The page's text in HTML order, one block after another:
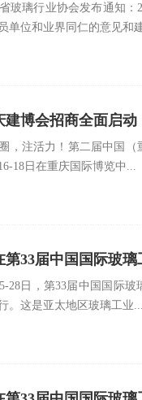
玻璃行业协会发布通知
单位和业界同仁的意见和
建博会招商全面启
，注活力！第二届中国
18日在重庆国际博览中...
第33届中国国际玻
28日，第33届中国国际
。这是亚太地区玻璃工业